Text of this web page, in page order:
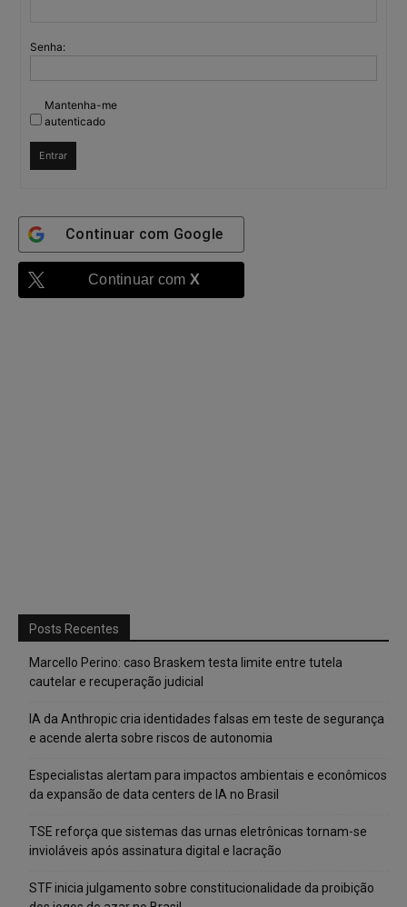
Senha:
Mantenha-me
autenticado
Entrar
Continuar com Google
Continuar com X
Posts Recentes
Marcello Perino: caso Braskem testa limite entre tutela
cautelar e recuperação judicial
IA da Anthropic cria identidades falsas em teste de segurança
e acende alerta sobre riscos de autonomia
Especialistas alertam para impactos ambientais e econômicos
da expansão de data centers de IA no Brasil
TSE reforça que sistemas das urnas eletrônicas tornam-se
invioláveis após assinatura digital e lacração
STF inicia julgamento sobre constitucionalidade da proibição